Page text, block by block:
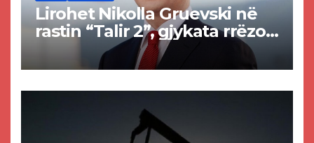
Lirohet Nikolla Gruevski në
rastin “Talir 2”, gjykata rrëzon
akuzat për ndërtimin e
paligjshëm të selisë së